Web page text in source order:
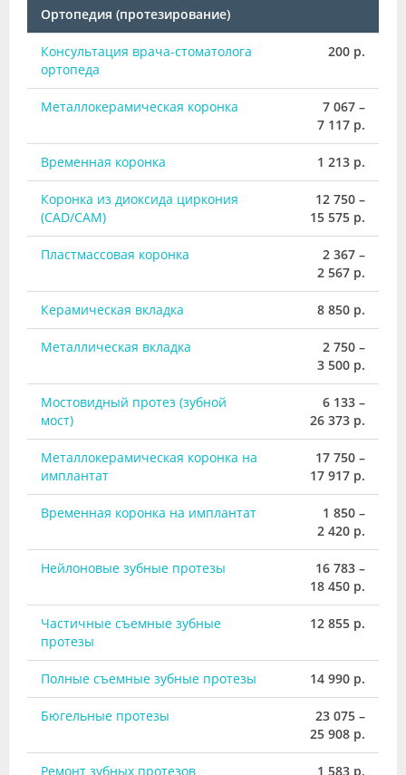
Ортопедия (протезирование)
Консультация врача-стоматолога
ортопеда
200 р.
Металлокерамическая коронка
7 067 –
7 117 р.
Временная коронка 1 213 р.
Коронка из диоксида циркония
(CAD/CAM)
12 750 –
15 575 р.
Пластмассовая коронка
2 367 –
2 567 р.
Керамическая вкладка 8 850 р.
Металлическая вкладка
2 750 –
3 500 р.
Мостовидный протез (зубной
мост)
6 133 –
26 373 р.
Металлокерамическая коронка на
имплантат
17 750 –
17 917 р.
Временная коронка на имплантат
1 850 –
2 420 р.
Нейлоновые зубные протезы
16 783 –
18 450 р.
Частичные съемные зубные
протезы
12 855 р.
Полные съемные зубные протезы 14 990 р.
Бюгельные протезы
23 075 –
25 908 р.
Ремонт зубных протезов 1 583 р.